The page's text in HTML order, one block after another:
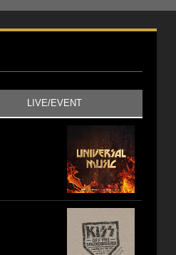
LIVE/EVENT